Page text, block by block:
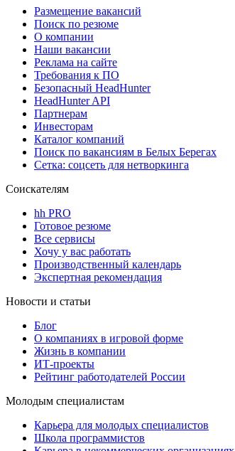
Размещение вакансий
Поиск по резюме
О компании
Наши вакансии
Реклама на сайте
Требования к ПО
Безопасный HeadHunter
HeadHunter API
Партнерам
Инвесторам
Каталог компаний
Поиск по вакансиям в Белых Берегах
Сетка: соцсеть для нетворкинга
Соискателям
hh PRO
Готовое резюме
Все сервисы
Хочу у вас работать
Производственный календарь
Экспертная рекомендация
Новости и статьи
Блог
О компаниях в игровой форме
Жизнь в компании
ИТ-проекты
Рейтинг работодателей России
Молодым специалистам
Карьера для молодых специалистов
Школа программистов